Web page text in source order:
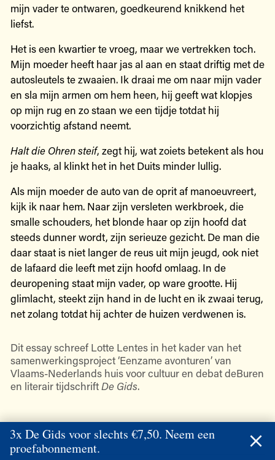
mijn vader te ontwaren, goedkeurend knikkend het
liefst.
Het is een kwartier te vroeg, maar we vertrekken toch.
Mijn moeder heeft haar jas al aan en staat driftig met de
autosleutels te zwaaien. Ik draai me om naar mijn vader
en sla mijn armen om hem heen, hij geeft wat klopjes
op mijn rug en zo staan we een tijdje totdat hij
voorzichtig afstand neemt.
Halt die Ohren steif, zegt hij, wat zoiets betekent als hou
je haaks, al klinkt het in het Duits minder lullig.
Als mijn moeder de auto van de oprit af manoeuvreert,
kijk ik naar hem. Naar zijn versleten werkbroek, die
smalle schouders, het blonde haar op zijn hoofd dat
steeds dunner wordt, zijn serieuze gezicht. De man die
daar staat is niet langer de reus uit mijn jeugd, ook niet
de lafaard die leeft met zijn hoofd omlaag. In de
deuropening staat mijn vader, op ware grootte. Hij
glimlacht, steekt zijn hand in de lucht en ik zwaai terug,
net zolang totdat hij achter de huizen verdwenen is.
Dit essay schreef Lotte Lentes in het kader van het
samenwerkingsproject ‘Eenzame avonturen’ van
Vlaams-Nederlands huis voor cultuur en debat deBuren
en literair tijdschriftDe Gids.
3x De Gids voor slechts €7,50. Neem een
proefabonnement.